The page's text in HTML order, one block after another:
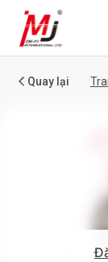
Quay lại